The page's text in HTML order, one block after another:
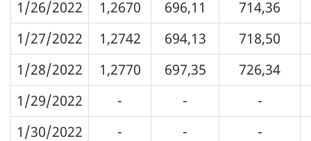
1/26/2022
1,2670 696,11
714,36
1/27/2022
1,2742 694,13
718,50
1/28/2022
1,2770 697,35
726,34
1/29/2022
- -
-
1/30/2022
- -
-